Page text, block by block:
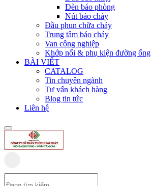
Đèn báo phòng
Nút báo cháy
Đầu phun chữa cháy
Trung tâm báo cháy
Van công nghiệp
Khớp nối & phụ kiện đường ống
BÀI VIẾT
CATALOG
Tin chuyên ngành
Tư vấn khách hàng
Blog tin tức
Liên hệ